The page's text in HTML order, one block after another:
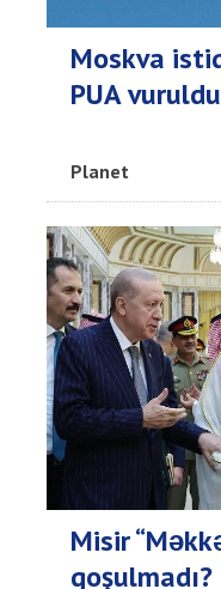
Moskva
PUA vuruldu
Planet
Misir
qoşulmadı?